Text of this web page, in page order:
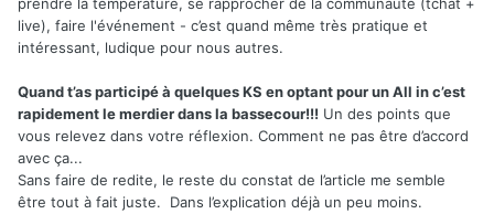
prendre la température, se rapprocher de la communauté (tchat +
live), faire l'événement - c’est quand même très pratique et
intéressant, ludique pour nous autres.
Quand t’as participé à quelques KS en optant pour un All in c’est
rapidement le merdier dans la bassecour!!! Un des points que
vous relevez dans votre réflexion. Comment ne pas être d’accord
avec ça...
Sans faire de redite, le reste du constat de l’article me semble
être tout à fait juste. Dans l’explication déjà un peu moins.